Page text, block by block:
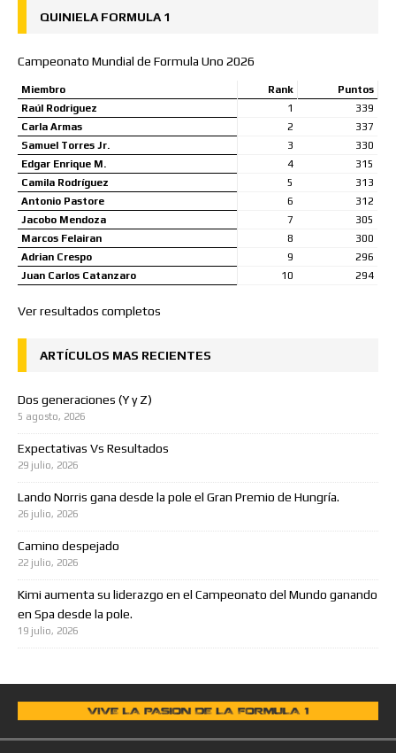
QUINIELA FORMULA 1
Campeonato Mundial de Formula Uno 2026
Miembro Rank
Puntos
Raúl Rodriguez
1
339
Carla Armas
2
337
Samuel Torres Jr.
3
330
Edgar Enrique M.
4
315
Camila Rodríguez
5
313
Antonio Pastore
6
312
Jacobo Mendoza
7
305
Marcos Felairan
8
300
Adrian Crespo
9
296
Juan Carlos Catanzaro
10 294
Ver resultados completos
ARTÍCULOS MAS RECIENTES
Dos generaciones (Y y Z)
5 agosto, 2026
Expectativas Vs Resultados
29 julio, 2026
Lando Norris gana desde la pole el Gran Premio de Hungría.
26 julio, 2026
Camino despejado
22 julio, 2026
Kimi aumenta su liderazgo en el Campeonato del Mundo ganando
en Spa desde la pole.
19 julio, 2026